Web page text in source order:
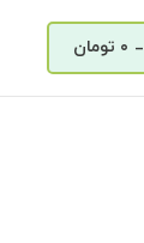
_ ۰ تومان